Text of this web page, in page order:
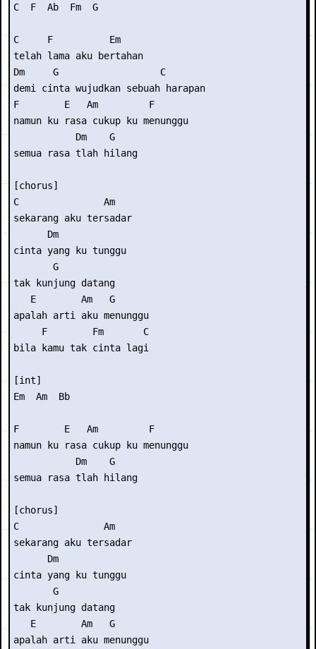
C  F  Ab  Fm  G
C     F          Em
telah lama aku bertahan
Dm     G                  C
demi cinta wujudkan sebuah harapan
F        E   Am         F
namun ku rasa cukup ku menunggu
           Dm    G
semua rasa tlah hilang
[chorus]
C               Am
sekarang aku tersadar
      Dm
cinta yang ku tunggu
       G
tak kunjung datang
   E        Am   G
apalah arti aku menunggu
     F        Fm       C
bila kamu tak cinta lagi
[int]
Em  Am  Bb
F        E   Am         F
namun ku rasa cukup ku menunggu
           Dm    G
semua rasa tlah hilang
[chorus]
C               Am
sekarang aku tersadar
      Dm
cinta yang ku tunggu
       G
tak kunjung datang
   E        Am   G
apalah arti aku menunggu